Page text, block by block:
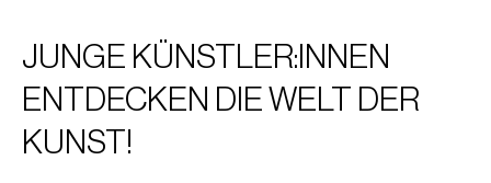
JUNGE KÜNSTLER:INNEN
ENTDECKEN DIE WELT DER
KUNST!